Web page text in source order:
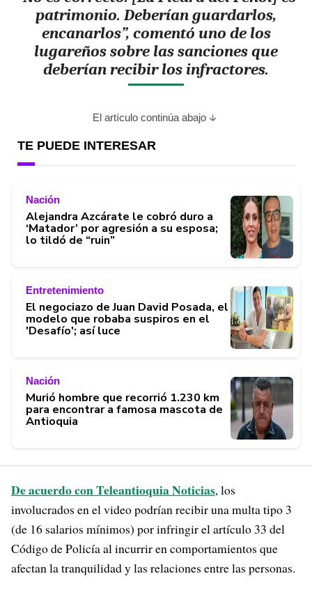
patrimonio. Deberían guardarlos,
encanarlos”, comentó uno de los
lugareños sobre las sanciones que
deberían recibir los infractores.
El artículo continúa abajo
TE PUEDE INTERESAR
Nación
Alejandra Azcárate le cobró duro a
‘Matador’ por agresión a su esposa;
lo tildó de “ruin”
Entretenimiento
El negociazo de Juan David Posada, el
modelo que robaba suspiros en el
'Desafío'; así luce
Nación
Murió hombre que recorrió 1.230 km
para encontrar a famosa mascota de
Antioquia
De acuerdo con Teleantioquia Noticias, los
involucrados en el video podrían recibir una multa tipo 3
(de 16 salarios mínimos) por infringir el artículo 33 del
Código de Policía al incurrir en comportamientos que
afectan la tranquilidad y las relaciones entre las personas.